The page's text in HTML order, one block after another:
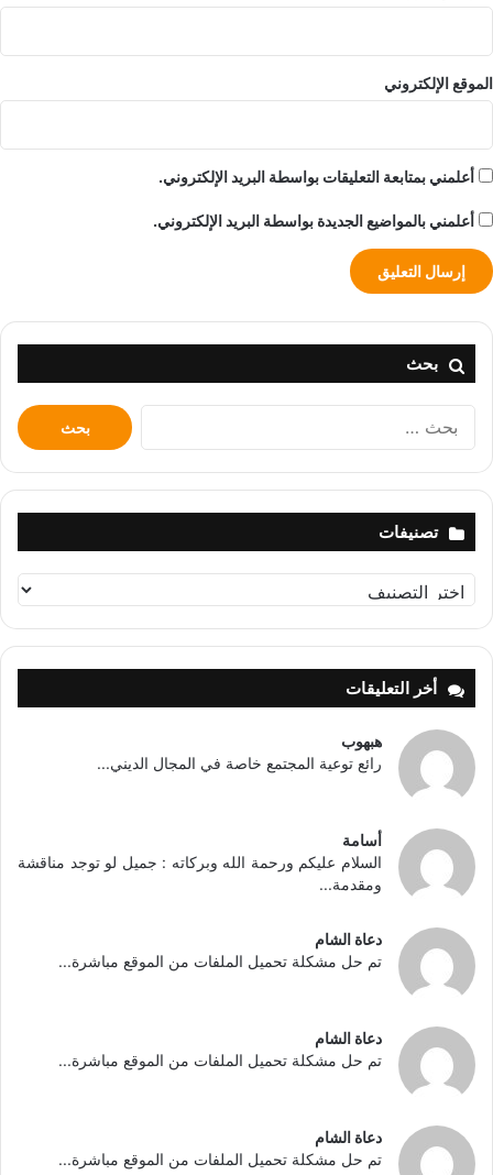
الموقع الإلكتروني
أعلمني بمتابعة التعليقات بواسطة البريد الإلكتروني.
أعلمني بالمواضيع الجديدة بواسطة البريد الإلكتروني.
بحث
البحث
عن:
تصنيفات
تصنيفات
أخر التعليقات
هبهوب
رائع توعية المجتمع خاصة في المجال الديني...
أسامة
السلام عليكم ورحمة الله وبركاته : جميل لو توجد مناقشة
ومقدمة...
دعاة الشام
تم حل مشكلة تحميل الملفات من الموقع مباشرة...
دعاة الشام
تم حل مشكلة تحميل الملفات من الموقع مباشرة...
دعاة الشام
تم حل مشكلة تحميل الملفات من الموقع مباشرة...